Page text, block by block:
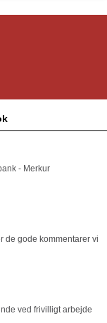
- Merkur
de gode kommentarer vi
ved frivilligt arbejde